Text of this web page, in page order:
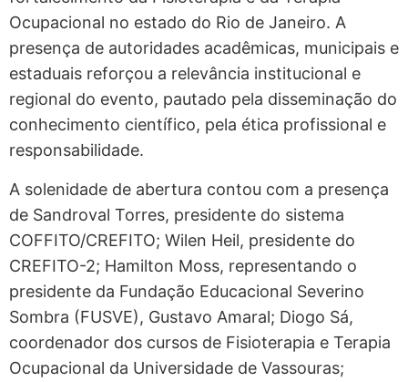
Ocupacional no estado do Rio de Janeiro. A
presença de autoridades acadêmicas, municipais e
estaduais reforçou a relevância institucional e
regional do evento, pautado pela disseminação do
conhecimento científico, pela ética profissional e
responsabilidade.
A solenidade de abertura contou com a presença
de Sandroval Torres, presidente do sistema
COFFITO/CREFITO; Wilen Heil, presidente do
CREFITO-2; Hamilton Moss, representando o
presidente da Fundação Educacional Severino
Sombra (FUSVE), Gustavo Amaral; Diogo Sá,
coordenador dos cursos de Fisioterapia e Terapia
Ocupacional da Universidade de Vassouras;